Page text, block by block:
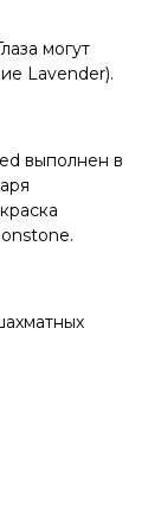
могут
Lavender).
выполнен в